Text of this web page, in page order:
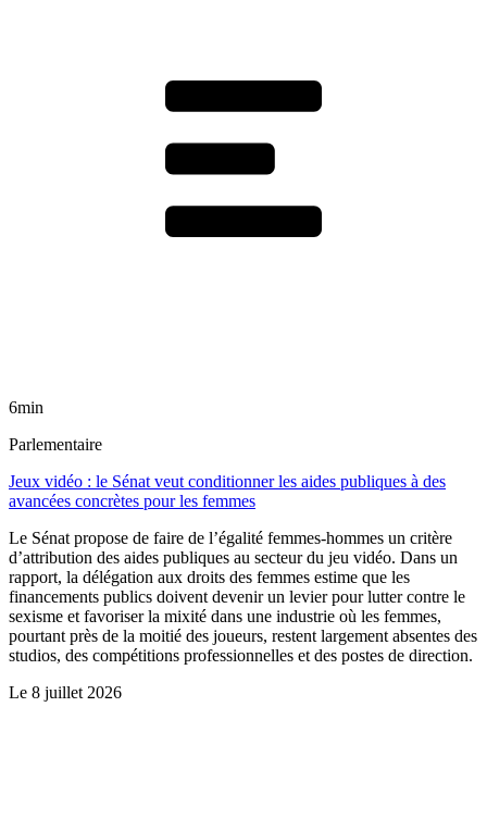
6min
Parlementaire
Jeux vidéo : le Sénat veut conditionner les aides publiques à des
avancées concrètes pour les femmes
Le Sénat propose de faire de l’égalité femmes-hommes un critère
d’attribution des aides publiques au secteur du jeu vidéo. Dans un
rapport, la délégation aux droits des femmes estime que les
financements publics doivent devenir un levier pour lutter contre le
sexisme et favoriser la mixité dans une industrie où les femmes,
pourtant près de la moitié des joueurs, restent largement absentes des
studios, des compétitions professionnelles et des postes de direction.
Le 8 juillet 2026